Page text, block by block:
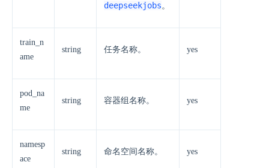
deepseekjobs。
train_n
ame
string 任务名称。 yes
pod_na
me
string 容器组名称。 yes
namesp
ace
string 命名空间名称。 yes